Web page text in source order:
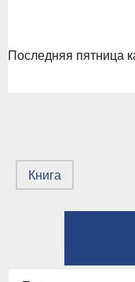
Последняя пятница
Книга